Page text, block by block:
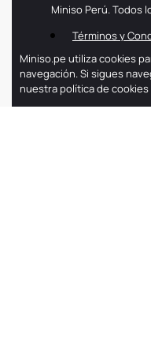
Miniso Perú. Todos
Términos y
Miniso.pe utiliza cookies
navegación. Si sigues
nuestra política de cookies